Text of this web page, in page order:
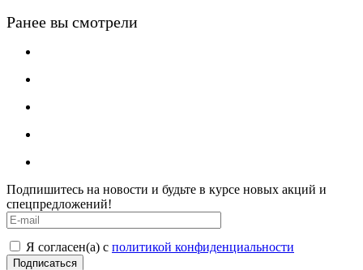
Ранее вы смотрели
Подпишитесь на новости и будьте в курсе новых акций и
спецпредложений!
Я согласен(а) с политикой конфиденциальности